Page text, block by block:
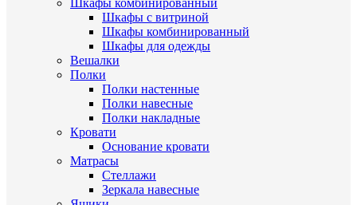
Шкафы с витриной
Шкафы комбинированный
Шкафы для одежды
Вешалки
Полки
Полки настенные
Полки навесные
Полки накладные
Кровати
Основание кровати
Матрасы
Стеллажи
Зеркала навесные